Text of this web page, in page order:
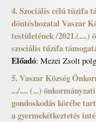
4. Szociális célú tüzifa
döntéshozatal Vaszar
testületének /2021.(....)
szociális tűzifa
Előadó: Mezei Zsolt
5. Vaszar Község
.../.... (...)
gondoskodás körébe
a gyermekétkeztetés